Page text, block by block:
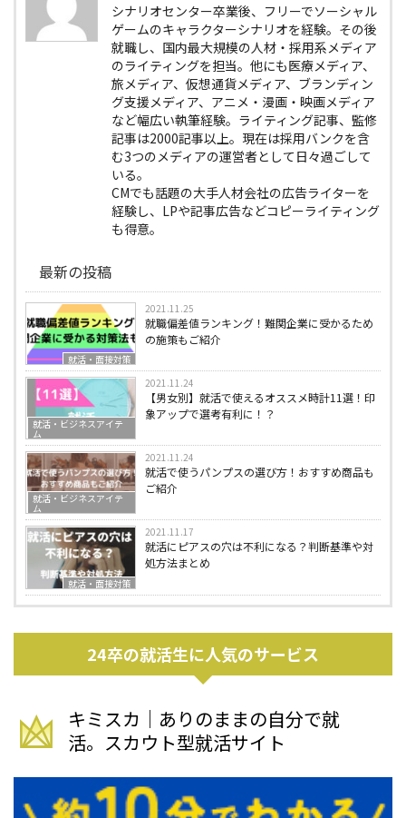
シナリオセンター卒業後、フリーでソーシャル
ゲームのキャラクターシナリオを経験。その後
就職し、国内最大規模の人材・採用系メディア
のライティングを担当。他にも医療メディア、
旅メディア、仮想通貨メディア、ブランディン
グ支援メディア、アニメ・漫画・映画メディア
など幅広い執筆経験。ライティング記事、監修
記事は2000記事以上。現在は採用バンクを含
む3つのメディアの運営者として日々過ごして
いる。
CMでも話題の大手人材会社の広告ライターを
経験し、LPや記事広告などコピーライティング
も得意。
最新の投稿
就活・面接対策
2021.11.25
就職偏差値ランキング！難関企業に受かるため
の施策もご紹介
就活・ビジネスアイテ
ム
2021.11.24
【男女別】就活で使えるオススメ時計11選！印
象アップで選考有利に！？
就活・ビジネスアイテ
ム
2021.11.24
就活で使うパンプスの選び方！おすすめ商品も
ご紹介
就活・面接対策
2021.11.17
就活にピアスの穴は不利になる？判断基準や対
処方法まとめ
24卒の就活生に人気のサービス
キミスカ｜ありのままの自分で就
活。スカウト型就活サイト